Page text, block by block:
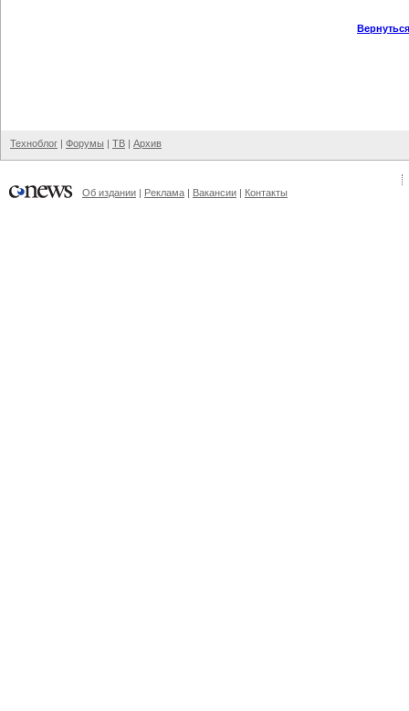
Техноблог | Форумы | ТВ | Архив
Об издании | Реклама | Вакансии | Контакты